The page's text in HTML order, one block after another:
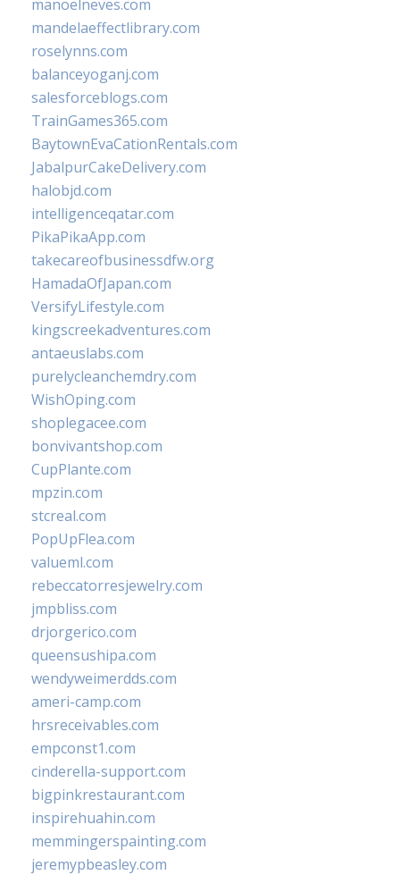
manoelneves.com
mandelaeffectlibrary.com
roselynns.com
balanceyoganj.com
salesforceblogs.com
TrainGames365.com
BaytownEvaCationRentals.com
JabalpurCakeDelivery.com
halobjd.com
intelligenceqatar.com
PikaPikaApp.com
takecareofbusinessdfw.org
HamadaOfJapan.com
VersifyLifestyle.com
kingscreekadventures.com
antaeuslabs.com
purelycleanchemdry.com
WishOping.com
shoplegacee.com
bonvivantshop.com
CupPlante.com
mpzin.com
stcreal.com
PopUpFlea.com
valueml.com
rebeccatorresjewelry.com
jmpbliss.com
drjorgerico.com
queensushipa.com
wendyweimerdds.com
ameri-camp.com
hrsreceivables.com
empconst1.com
cinderella-support.com
bigpinkrestaurant.com
inspirehuahin.com
memmingerspainting.com
jeremypbeasley.com